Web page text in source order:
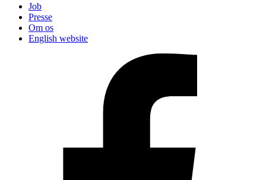
Job
Presse
Om os
English website